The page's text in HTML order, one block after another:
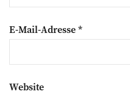
E-Mail-Adresse*
Website